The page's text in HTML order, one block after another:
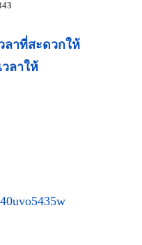
ลาที่สะดวกให้
วลาให้